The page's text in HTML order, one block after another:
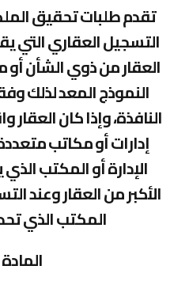
تقدم طلبات تحقيق
التسجيل العقاري التي
العقار من ذوي الشأن
النموذج المعد لذلك
النافذة، وإذا كان
إدارات أو مكاتب
الإدارة أو المكتب
الأكبر من العقار وعند
المكتب الذي
المادة 12